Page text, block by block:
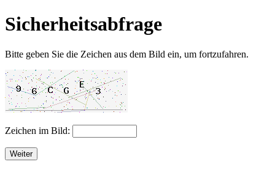
Sicherheitsabfrage
Bitte geben Sie die Zeichen aus dem Bild ein, um fortzufahren.
Zeichen im Bild:
Weiter